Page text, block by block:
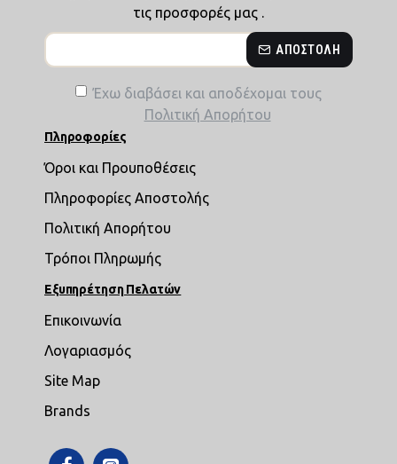
τις προσφορές μας .
ΑΠΟΣΤΟΛΉ
Έχω διαβάσει και αποδέχομαι τους
Πολιτική Απορήτου
Πληροφορίες
Όροι και Προυποθέσεις
Πληροφορίες Αποστολής
Πολιτική Απορήτου
Τρόποι Πληρωμής
Εξυπηρέτηση Πελατών
Επικοινωνία
Λογαριασμός
Site Map
Brands